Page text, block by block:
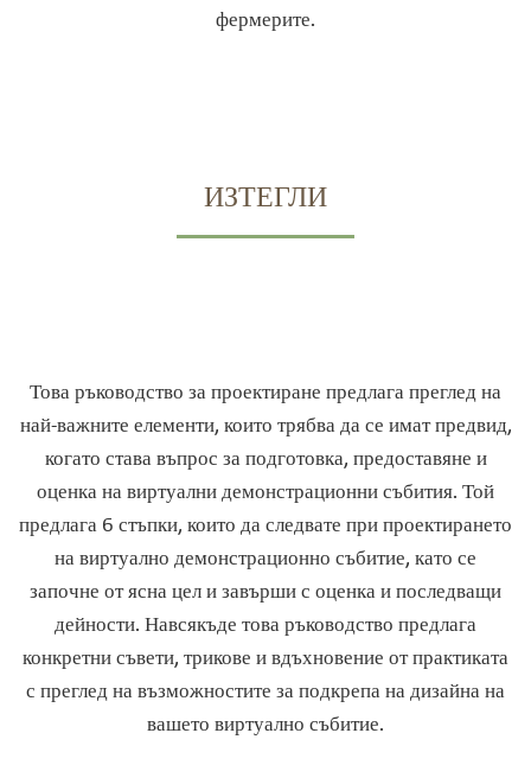
фермерите.
ИЗТЕГЛИ
Това ръководство за проектиране предлага преглед на
най-важните елементи, които трябва да се имат предвид,
когато става въпрос за подготовка, предоставяне и
оценка на виртуални демонстрационни събития. Той
предлага 6 стъпки, които да следвате при проектирането
на виртуално демонстрационно събитие, като се
започне от ясна цел и завърши с оценка и последващи
дейности. Навсякъде това ръководство предлага
конкретни съвети, трикове и вдъхновение от практиката
с преглед на възможностите за подкрепа на дизайна на
вашето виртуално събитие.